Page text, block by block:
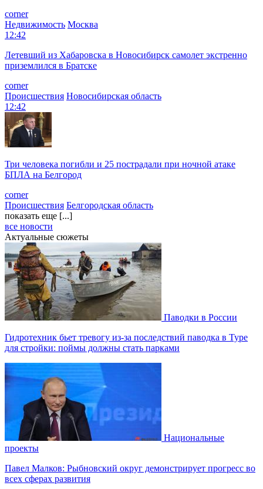
corner
Недвижимость Москва
12:42
Летевший из Хабаровска в Новосибирск самолет экстренно
приземлился в Братске
corner
Происшествия Новосибирская область
12:42
Три человека погибли и 25 пострадали при ночной атаке
БПЛА на Белгород
corner
Происшествия Белгородская область
показать еще [...]
все новости
Актуальные сюжеты
Паводки в России
Гидротехник бьет тревогу из-за последствий паводка в Туре
для стройки: поймы должны стать парками
Национальные
проекты
Павел Малков: Рыбновский округ демонстрирует прогресс во
всех сферах развития